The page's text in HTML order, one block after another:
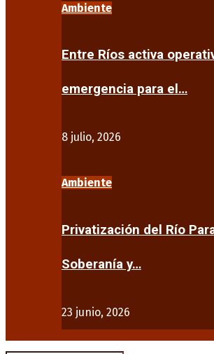
Ambiente
Entre Ríos activa
emergencia para el…
8 julio, 2026
Ambiente
Privatización del Río
Soberanía y…
23 junio, 2026